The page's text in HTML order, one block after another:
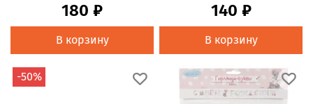
180 ₽
В корзину
140 ₽
В корзину
-50%